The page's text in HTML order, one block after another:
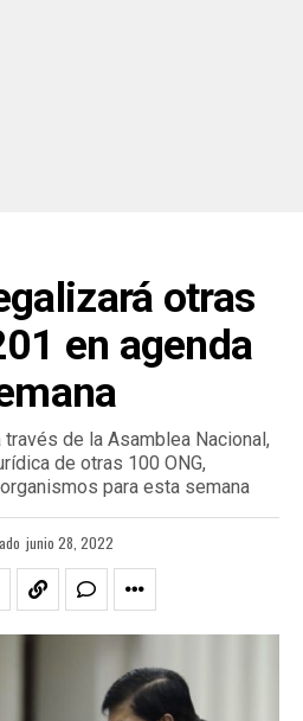
otras
en agenda
través de la Asamblea Nacional,
de otras 100 ONG,
para esta semana
junio 28, 2022